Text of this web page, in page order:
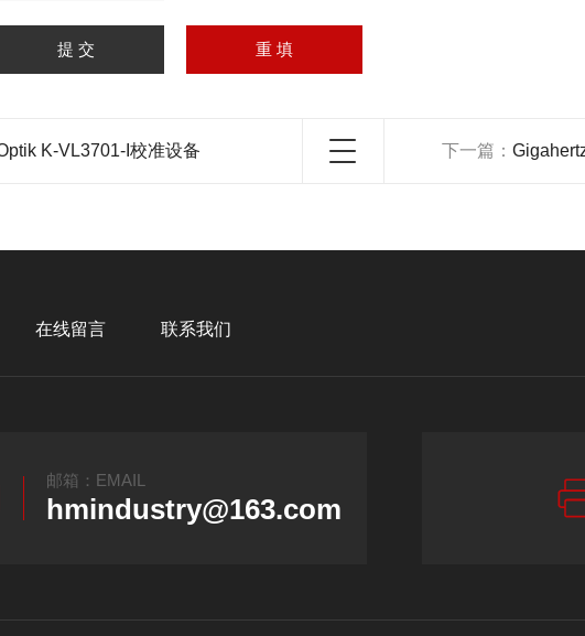
K-VL3701-I校准设备 下一篇：
在线留言 联系我们
邮箱：EMAIL
hmindustry@163.com